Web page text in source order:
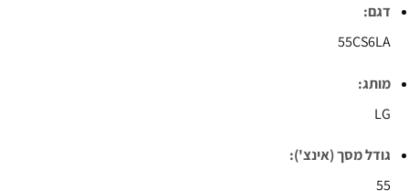
דגם:
55CS6LA
מותג:
LG
גודל מסך (אינצ'):
55